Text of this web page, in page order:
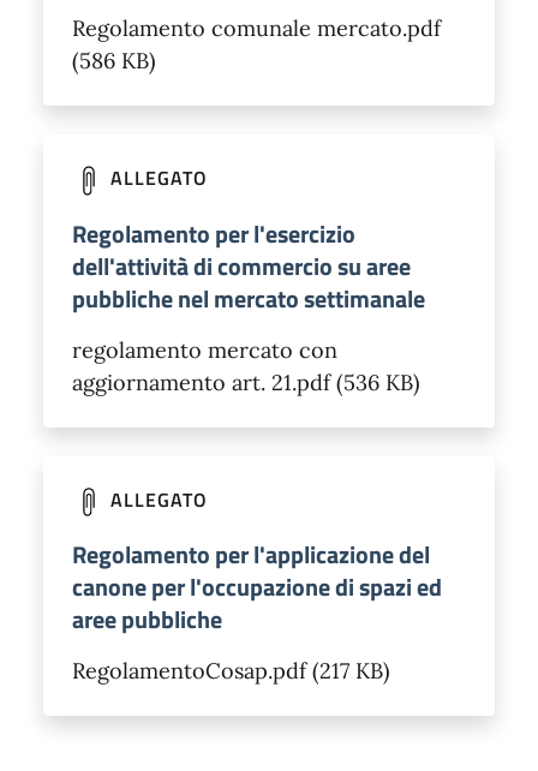
Regolamento comunale mercato.pdf
(586 KB)
ALLEGATO
Regolamento per l'esercizio
dell'attività di commercio su aree
pubbliche nel mercato settimanale
regolamento mercato con
aggiornamento art. 21.pdf (536 KB)
ALLEGATO
Regolamento per l'applicazione del
canone per l'occupazione di spazi ed
aree pubbliche
RegolamentoCosap.pdf (217 KB)